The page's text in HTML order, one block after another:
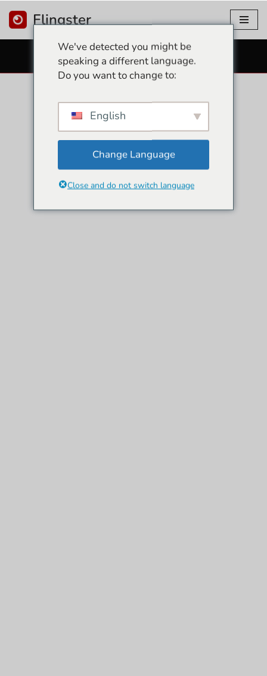
Doorgaan
Flingster
GRATIS SEKSCAMS
We've detected you might be
speaking a different language.
Do you want to change to:
English
Change Language
Close and do not switch language